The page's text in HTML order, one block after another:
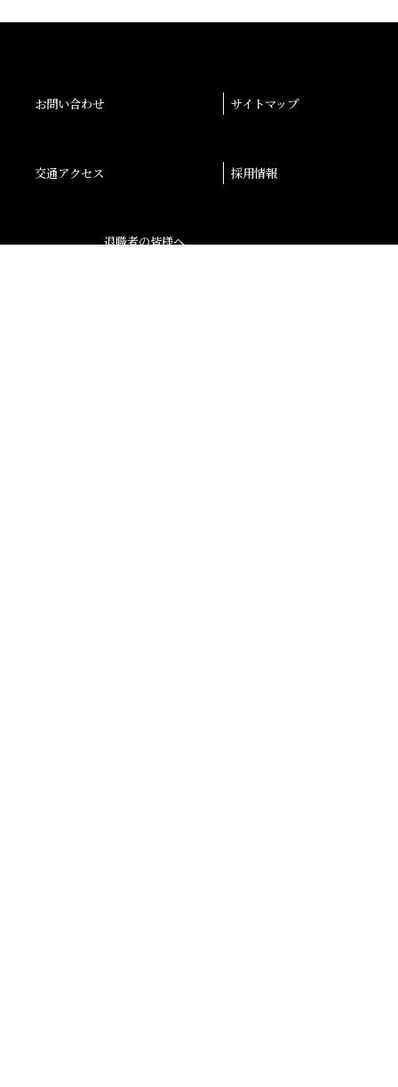
お問い合わせ サイトマップ
交通アクセス 採用情報
退職者の皆様へ